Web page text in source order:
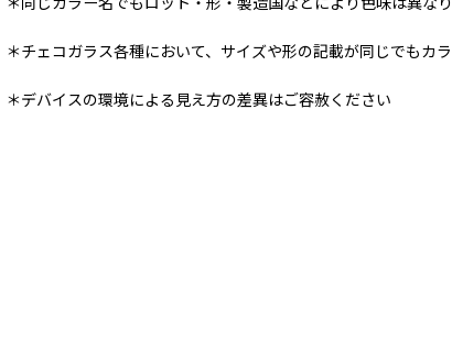
＊チェコガラス各種において、サイズや形の記載が同じでもカ
＊デバイスの環境による見え方の差異はご容赦ください